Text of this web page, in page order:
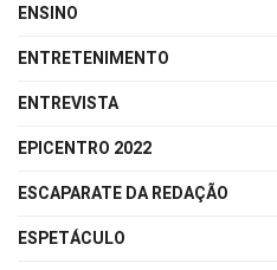
ENSINO
ENTRETENIMENTO
ENTREVISTA
EPICENTRO 2022
ESCAPARATE DA REDAÇÃO
ESPETÁCULO